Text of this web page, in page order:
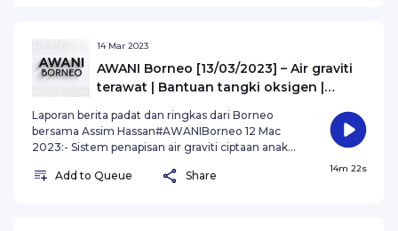
14 Mar 2023
AWANI Borneo [13/03/2023] – Air graviti
terawat | Bantuan tangki oksigen |
Laporan berita padat dan ringkas dari Borneo
bersama Assim Hassan#AWANIBorneo 12 Mac
2023:- Sistem penapisan air graviti ciptaan anak
Kampung Koliposuan, Tamparuli- Program
Add to Queue Share
14m 22s